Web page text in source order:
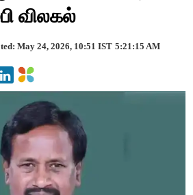
விலகல்
May 24, 2026, 10:51 IST 5:21:15 AM